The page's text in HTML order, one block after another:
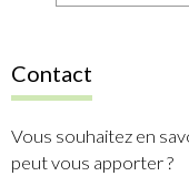
Contact
Vous souhaitez en
peut vous apporter ?